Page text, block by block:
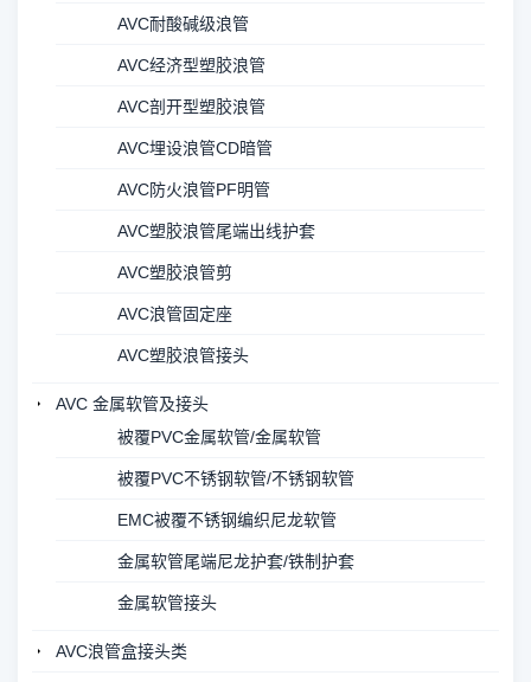
AVC耐酸碱级浪管
AVC经济型塑胶浪管
AVC剖开型塑胶浪管
AVC埋设浪管CD暗管
AVC防火浪管PF明管
AVC塑胶浪管尾端出线护套
AVC塑胶浪管剪
AVC浪管固定座
AVC塑胶浪管接头
AVC 金属软管及接头
被覆PVC金属软管/金属软管
被覆PVC不锈钢软管/不锈钢软管
EMC被覆不锈钢编织尼龙软管
金属软管尾端尼龙护套/铁制护套
金属软管接头
AVC浪管盒接头类